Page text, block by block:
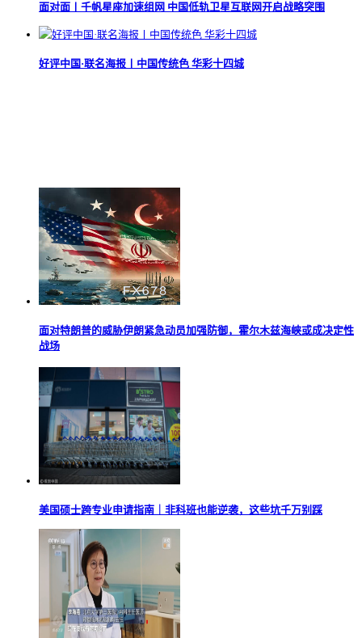
面对面丨千帆星座加速组网 中国低轨卫星互联网开启战略突围
好评中国·联名海报丨中国传统色 华彩十四城
面对特朗普的威胁伊朗紧急动员加强防御，霍尔木兹海峡或成决定性
战场
美国硕士跨专业申请指南｜非科班也能逆袭，这些坑千万别踩